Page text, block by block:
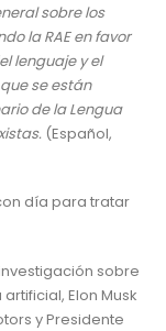
sobre los
la RAE en favor
lenguaje y el
se están
de la Lengua
(Español,
día para tratar
sobre
Elon Musk
y Presidente